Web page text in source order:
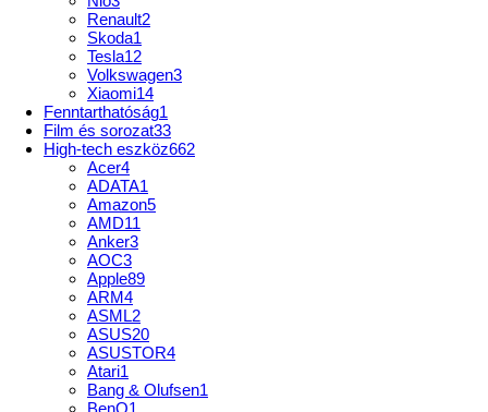
Renault2
Skoda1
Tesla12
Volkswagen3
Xiaomi14
Fenntarthatóság1
Film és sorozat33
High-tech eszköz662
Acer4
ADATA1
Amazon5
AMD11
Anker3
AOC3
Apple89
ARM4
ASML2
ASUS20
ASUSTOR4
Atari1
Bang & Olufsen1
BenQ1